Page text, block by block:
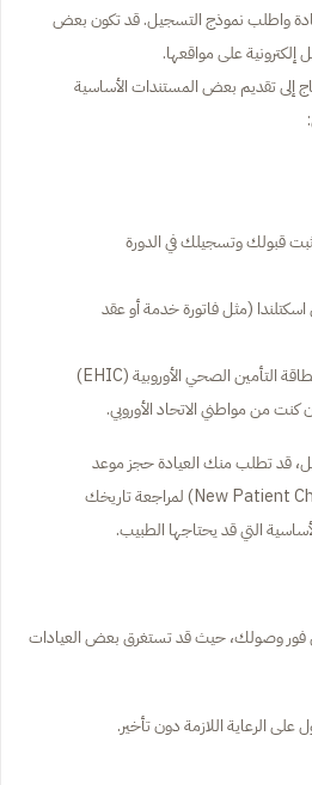
واطلب نموذج التسجيل. قد تكون بعض
إلكترونية على مواقعها.
إلى تقديم بعض المستندات الأساسية
قبولك وتسجيلك في الدورة
(مثل فاتورة خدمة أو عقد
قد يُطلب منك أيضًا بطاقة التأمين الصحي الأوروبية (EHIC)
قد تطلب منك العيادة حجز موعد
“تسجيل صحي” (New Patient Check-up) لمراجعة تاريخك
التي قد يحتاجها الطبيب.
فور وصولك، حيث قد تستغرق بعض العيادات
الرعاية اللازمة دون تأخير.